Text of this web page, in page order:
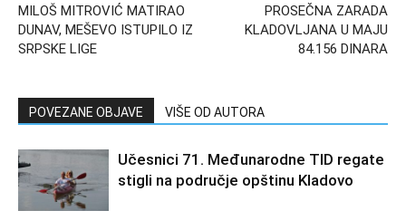
MILOŠ MITROVIĆ MATIRAO
DUNAV, MEŠEVO ISTUPILO IZ
SRPSKE LIGE
PROSEČNA ZARADA
KLADOVLJANA U MAJU
84.156 DINARA
POVEZANE OBJAVE VIŠE OD AUTORA
Učesnici 71. Međunarodne TID regate
stigli na područje opštinu Kladovo